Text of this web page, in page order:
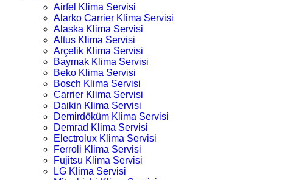
Airfel Klima Servisi
Alarko Carrier Klima Servisi
Alaska Klima Servisi
Altus Klima Servisi
Arçelik Klima Servisi
Baymak Klima Servisi
Beko Klima Servisi
Bosch Klima Servisi
Carrier Klima Servisi
Daikin Klima Servisi
Demirdöküm Klima Servisi
Demrad Klima Servisi
Electrolux Klima Servisi
Ferroli Klima Servisi
Fujitsu Klima Servisi
LG Klima Servisi